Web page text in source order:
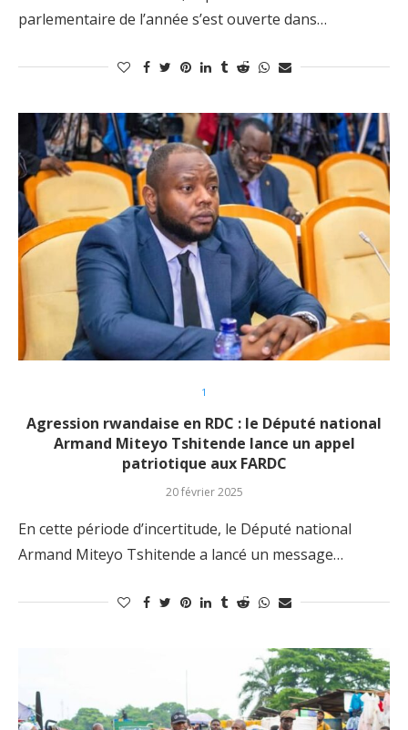
parlementaire de l’année s’est ouverte dans…
1
Agression rwandaise en RDC : le Député national
Armand Miteyo Tshitende lance un appel
patriotique aux FARDC
20 février 2025
En cette période d’incertitude, le Député national
Armand Miteyo Tshitende a lancé un message…